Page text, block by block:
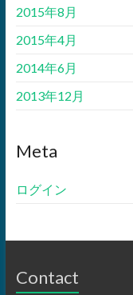
2015年8月
2015年4月
2014年6月
2013年12月
Meta
ログイン
Contact